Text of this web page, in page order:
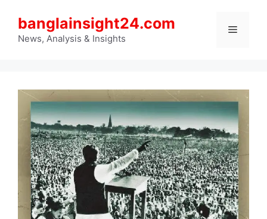
content
banglainsight24.com
News, Analysis & Insights
Menu